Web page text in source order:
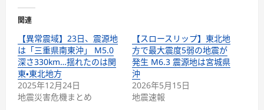
関連
【異常震域】23日、震源地
は「三重県南東沖」 M5.0
深さ330km…揺れたのは関
東・東北地方
2025年12月24日
地震災害危機まとめ
【スロースリップ】東北地
方で最大震度5弱の地震が
発生 M6.3 震源地は宮城県
沖
2026年5月15日
地震速報